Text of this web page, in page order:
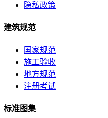
隐私政策
建筑规范
国家规范
施工验收
地方规范
注册考试
标准图集